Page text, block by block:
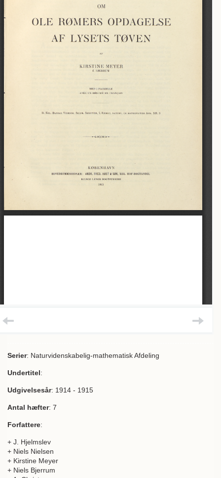
Serier: Naturvidenskabelig-mathematisk Afdeling
Undertitel:
Udgivelsesår: 1914 - 1915
Antal hæfter: 7
Forfattere:
+ J. Hjelmslev
+ Niels Nielsen
+ Kirstine Meyer
+ Niels Bjerrum